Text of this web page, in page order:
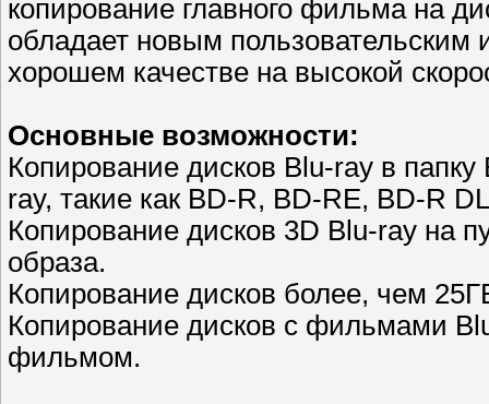
копирование главного фильма на
обладает новым
хорошем качестве на высокой
Основные возможности:
Копирование дисков Blu-ray в
ray, такие как BD-R, BD-RE, BD-R
Копирование дисков 3D Blu-ray на
образа.
Копирование дисков более, чем
Копирование дисков с фильмами
фильмом.